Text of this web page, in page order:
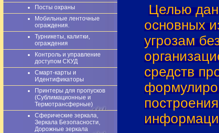
Посты охраны
Мобильные ленточные
ограждения.
Турникеты, калитки,
ограждения
Контроль и управление
доступом СКУД
Смарт-карты и
Идентификаторы
Принтеры для пропусков
(Сублимационные и
Термотрансферные)
Сферические зеркала,
Зеркала Безопасности,
Дорожные зеркала
Целью
основных
угрозам
средств